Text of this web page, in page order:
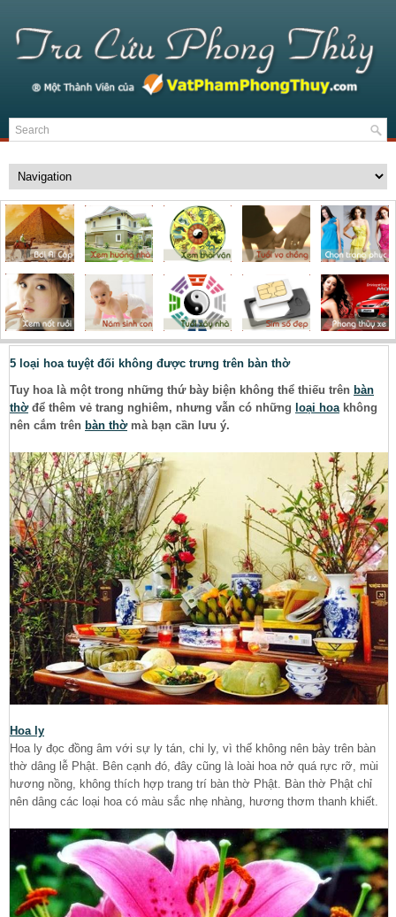
5 loại hoa tuyệt đối không được trưng trên bàn thờ
Tuy hoa là một trong những thứ bày biện không thể thiếu trên bàn
thờđể thêm vẻ trang nghiêm, nhưng vẫn có những loại hoa không
nên cắm trên bàn thờmà bạn cần lưu ý.
Hoa ly
Hoa ly đọc đồng âm với sự ly tán, chi ly, vì thế không nên bày trên bàn
thờ dâng lễ Phật. Bên cạnh đó, đây cũng là loài hoa nở quá rực rỡ, mùi
hương nồng, không thích hợp trang trí bàn thờ Phật. Bàn thờ Phật chỉ
nên dâng các loại hoa có màu sắc nhẹ nhàng, hương thơm thanh khiết.